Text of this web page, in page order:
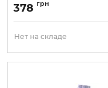
Артикул:
378 грн
Нет на складе